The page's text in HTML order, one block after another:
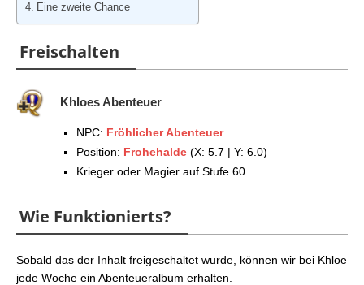
Eine zweite Chance
Freischalten
Khloes Abenteuer
NPC: Fröhlicher Abenteuer
Position: Frohehalde (X: 5.7 | Y: 6.0)
Krieger oder Magier auf Stufe 60
Wie Funktionierts?
Sobald das der Inhalt freigeschaltet wurde, können wir bei Khloe
jede Woche ein Abenteueralbum erhalten.